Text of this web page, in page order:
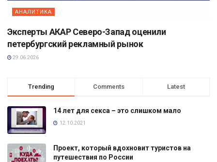
АНАЛИТИКА
Эксперты АКАР Северо-Запад оценили
петербургский рекламный рынок
29.06.2026
Trending Comments Latest
14 лет для секса – это слишком мало
12.10.2021
Проект, который вдохновит туристов на
путешествия по России